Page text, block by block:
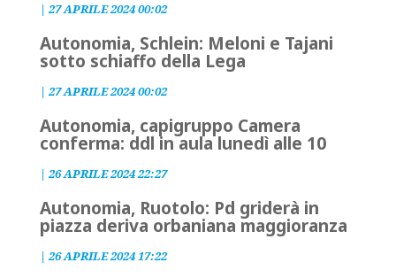
| 27 APRILE 2024 00:02
Autonomia, Schlein: Meloni e Tajani
sotto schiaffo della Lega
| 27 APRILE 2024 00:02
Autonomia, capigruppo Camera
conferma: ddl in aula lunedì alle 10
| 26 APRILE 2024 22:27
Autonomia, Ruotolo: Pd griderà in
piazza deriva orbaniana maggioranza
| 26 APRILE 2024 17:22